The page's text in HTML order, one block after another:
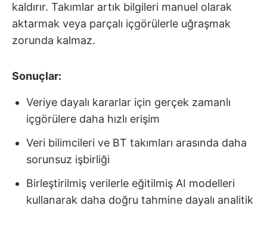
kaldırır. Takımlar artık bilgileri manuel olarak
aktarmak veya parçalı içgörülerle uğraşmak
zorunda kalmaz.
Sonuçlar:
Veriye dayalı kararlar için gerçek zamanlı
içgörülere daha hızlı erişim
Veri bilimcileri ve BT takımları arasında daha
sorunsuz işbirliği
Birleştirilmiş verilerle eğitilmiş AI modelleri
kullanarak daha doğru tahmine dayalı analitik